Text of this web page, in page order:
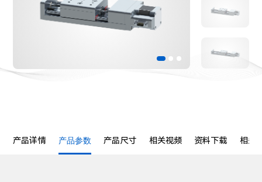
产品详情 产品参数 产品尺寸 相关视频 资料下载 相关